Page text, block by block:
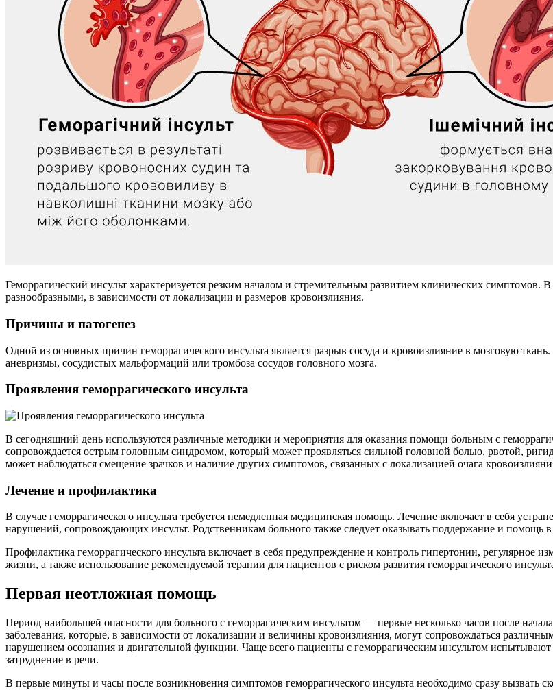
Геморрагический инсульт характеризуется резким началом и стремительным развитием клинических симптомов.
разнообразными, в зависимости от локализации и размеров кровоизлияния.
Причины и патогенез
Одной из основных причин геморрагического инсульта является разрыв сосуда и кровоизлияние в мозговую
аневризмы, сосудистых мальформаций или тромбоза сосудов головного мозга.
Проявления геморрагического инсульта
В сегодняшний день используются различные методики и мероприятия для оказания помощи больным с
сопровождается острым головным синдромом, который может проявляться сильной головной болью, рвотой,
может наблюдаться смещение зрачков и наличие других симптомов, связанных с локализацией очага
Лечение и профилактика
В случае геморрагического инсульта требуется немедленная медицинская помощь. Лечение включает в себя
нарушений, сопровождающих инсульт. Родственникам больного также следует оказывать поддержание и помощь в
Профилактика геморрагического инсульта включает в себя предупреждение и контроль гипертонии, регулярное
жизни, а также использование рекомендуемой терапии для пациентов с риском развития геморрагического
Первая неотложная помощь
Период наибольшей опасности для больного с геморрагическим инсультом — первые несколько часов после
заболевания, которые, в зависимости от локализации и величины кровоизлияния, могут сопровождаться
нарушением осознания и двигательной функции. Чаще всего пациенты с геморрагическим инсультом испытывают
затруднение в речи.
В первые минуты и часы после возникновения симптомов геморрагического инсульта необходимо сразу